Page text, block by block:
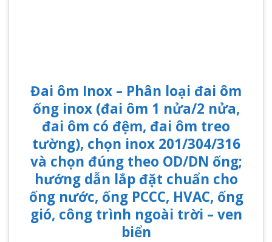
Đai ôm Inox – Phân loại đai ôm
ống inox (đai ôm 1 nửa/2 nửa,
đai ôm có đệm, đai ôm treo
tường), chọn inox 201/304/316
và chọn đúng theo OD/DN ống;
hướng dẫn lắp đặt chuẩn cho
ống nước, ống PCCC, HVAC, ống
gió, công trình ngoài trời – ven
biển